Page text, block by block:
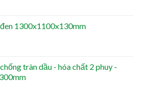
1300x1100x130mm
tràn dầu - hóa chất 2 phuy -